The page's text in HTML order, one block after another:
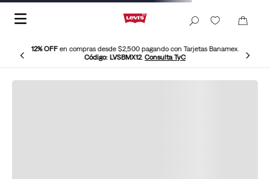
12% OFFen compras desde $2,500 pagando con Tarjetas Banamex.
Código: LVSBMX12. Consulta TyC